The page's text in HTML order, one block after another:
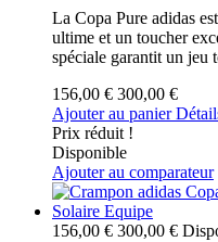
La Copa Pure adidas
ultime et un toucher
spéciale garantit un jeu
156,00 € 300,00 €
Ajouter au panier
Prix réduit !
Disponible
Ajouter au comparateur
156,00 € 300,00 €